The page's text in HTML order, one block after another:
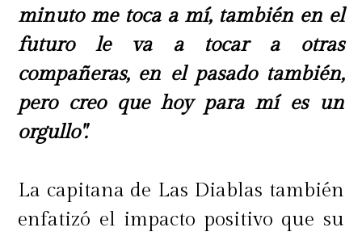
minuto me toca a mí, también en el
futuro le va a tocar a otras
compañeras, en el pasado también,
pero creo que hoy para mí es un
orgullo".
La capitana de Las Diablas también
enfatizó el impacto positivo que su